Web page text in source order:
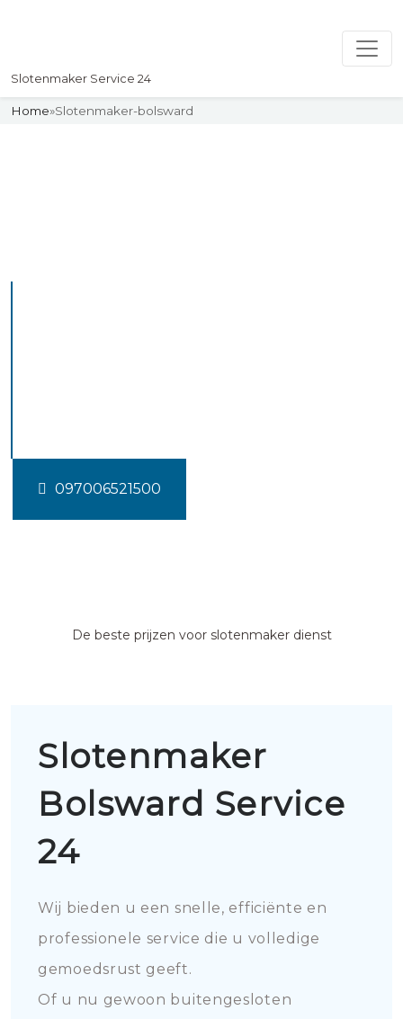
Slotenmaker Service 24
Home»Slotenmaker-bolsward
097006521500
De beste prijzen voor slotenmaker dienst
Slotenmaker
Bolsward Service
24
Wij bieden u een snelle, efficiënte en
professionele service die u volledige
gemoedsrust geeft.
Of u nu gewoon buitengesloten